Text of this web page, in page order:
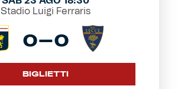
Stadio Luigi Ferraris
0-0
BIGLIETTI